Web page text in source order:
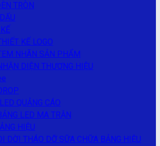
TRÒN
KẾ LOGO
NHÃN SẢN PHẨM
DIỆN THƯƠNG HIỆU
QUẢNG CÁO
LED MA TRẬN
HIỆU
DỜI THÁO DỠ SỮA CHỮA BẢNG HIỆU